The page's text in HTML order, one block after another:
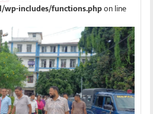
includes/functions.phpon line